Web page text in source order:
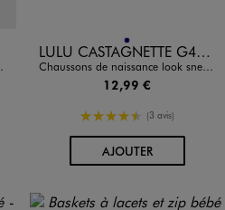
Disponible en 1 coloris
MARINE LULU CASTAGNETTE G4G D
Chaussons de naissance look sneakers bébé - LuluCastagnette
12,99 €
4.5/5 de moyenne
(3 avis)
AJOUTERAU PANIER